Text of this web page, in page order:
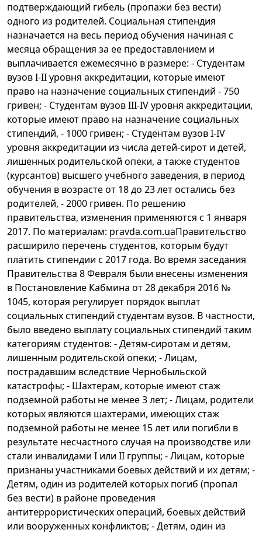
подтверждающий гибель (пропажи без вести)
одного из родителей. Социальная стипендия
назначается на весь период обучения начиная с
месяца обращения за ее предоставлением и
выплачивается ежемесячно в размере: - Студентам
вузов I-II уровня аккредитации, которые имеют
право на назначение социальных стипендий - 750
гривен; - Студентам вузов III-IV уровня аккредитации,
которые имеют право на назначение социальных
стипендий, - 1000 гривен; - Студентам вузов I-IV
уровня аккредитации из числа детей-сирот и детей,
лишенных родительской опеки, а также студентов
(курсантов) высшего учебного заведения, в период
обучения в возрасте от 18 до 23 лет остались без
родителей, - 2000 гривен. По решению
правительства, изменения применяются с 1 января
2017. По материалам: pravda.com.uaПравительство
расширило перечень студентов, которым будут
платить стипендии с 2017 года. Во время заседания
Правительства 8 Февраля были внесены изменения
в Постановление Кабмина от 28 декабря 2016 №
1045, которая регулирует порядок выплат
социальных стипендий студентам вузов. В частности,
было введено выплату социальных стипендий таким
категориям студентов: - Детям-сиротам и детям,
лишенным родительской опеки; - Лицам,
пострадавшим вследствие Чернобыльской
катастрофы; - Шахтерам, которые имеют стаж
подземной работы не менее 3 лет; - Лицам, родители
которых являются шахтерами, имеющих стаж
подземной работы не менее 15 лет или погибли в
результате несчастного случая на производстве или
стали инвалидами I или II группы; - Лицам, которые
признаны участниками боевых действий и их детям; -
Детям, один из родителей которых погиб (пропал
без вести) в районе проведения
антитеррористических операций, боевых действий
или вооруженных конфликтов; - Детям, один из